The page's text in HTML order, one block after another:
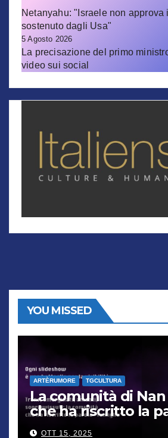
Netanyahu: "Israele non approva
sostenuto dagli Usa"
5 Agosto 2026
La precisazione del primo
video sui social
YOU MISSED
ARTÈRUMORE TGCULTURA
La comunità di
che ha riscritto la
“famiglia”
OTT 15, 2025